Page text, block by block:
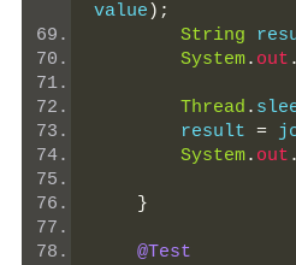
value );
String
System. out .
Thread .
        result
=
System. out .
}
@Test